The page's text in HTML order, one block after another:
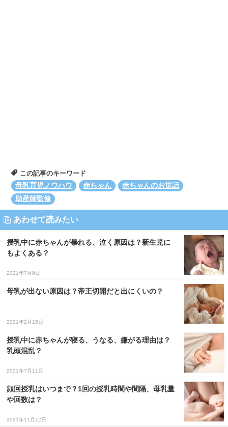
この記事のキーワード
母乳育児ノウハウ
赤ちゃん
赤ちゃんのお世話
助産師監修
あわせて読みたい
授乳中に赤ちゃんが暴れる、泣く原因は？新生児に
もよくある？
2021年7月9日
母乳が出ない原因は？帝王切開だと出にくいの？
2021年2月15日
授乳中に赤ちゃんが寝る、うなる、嫌がる理由は？
乳頭混乱？
2021年7月11日
頻回授乳はいつまで？1回の授乳時間や間隔、母乳量
や回数は？
2021年11月12日